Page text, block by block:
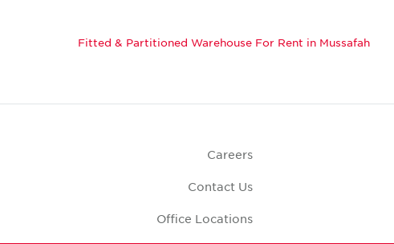
Fitted & Partitioned Warehouse For Rent in Mussafah
Careers
Contact Us
Office Locations